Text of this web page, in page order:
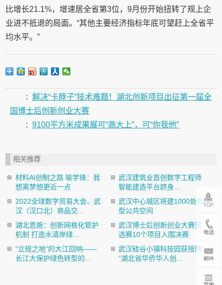
比增长21.1%，增速居全省第3位，9月份开始扭转了规上企
业进不抵退的局面。“其他主要经济指标年底可望赶上全省平
均水平。”
: 解决“卡脖子”技术难题！湖北创新项目出征第一届全
国博士后创新创业大赛
: 9100平方米成果展可“高大上”，可“你我他”
相关推荐
材料AI创制之路 喻学锋：我
想离梦想更近一点
武汉建筑业首创数字工程师
智能建造平台跻身...
2022全球数字贸易大会、武
汉（汉口北）商品交...
武汉中心城区将建1000处微
型公共空间
湖北恩施：创新网格化管护
机制 打造水清岸绿...
武汉博士后创新创业大赛预
选赛10个项目入围决赛
“立规之地”的大江回响——
长江大保护绿色转型的...
武汉硅谷小镇科技园获授牌
“湖北省华侨华人创...